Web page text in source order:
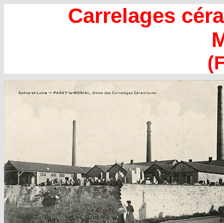
Carrelages